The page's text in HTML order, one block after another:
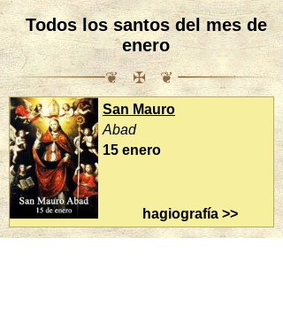
Todos los santos del mes de
enero
❦ ✠ ❦
San Mauro
Abad
15 enero
hagiografía >>